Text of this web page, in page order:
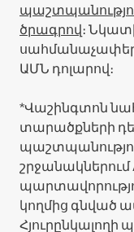
ծրագրով։
ԱՄՆ դոլարով։
*Վաշինգտոն
տարածքների
կողմից գնված
Հյուրընկալողի